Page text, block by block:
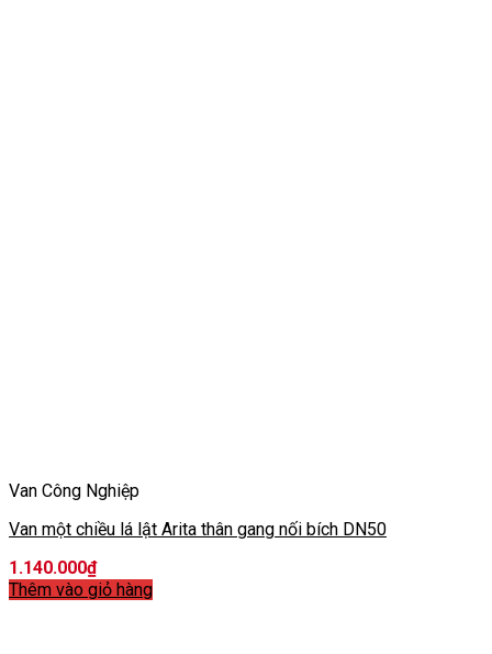
Van Công Nghiệp
Van một chiều lá lật Arita thân gang nối bích DN50
1.140.000₫
Thêm vào giỏ hàng